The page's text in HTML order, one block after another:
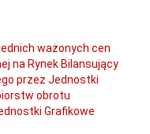
ważonych cen
na Rynek Bilansujący
przez Jednostki
obrotu
Grafikowe